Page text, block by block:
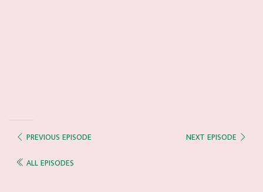
PREVIOUS EPISODE
NEXT EPISODE
ALL EPISODES